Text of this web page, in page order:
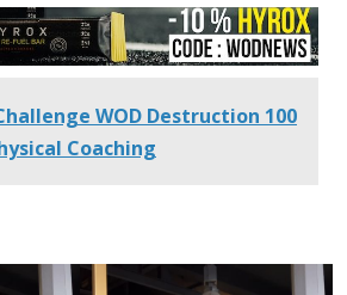
WOD Destruction 100
Coaching